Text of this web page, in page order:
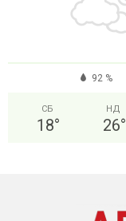
92 %
СБ
18°
НД
26°